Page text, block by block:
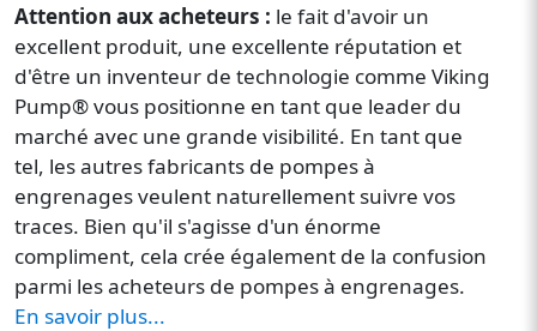
Attention aux acheteurs : le fait d'avoir un
excellent produit, une excellente réputation et
d'être un inventeur de technologie comme Viking
Pump® vous positionne en tant que leader du
marché avec une grande visibilité. En tant que
tel, les autres fabricants de pompes à
engrenages veulent naturellement suivre vos
traces. Bien qu'il s'agisse d'un énorme
compliment, cela crée également de la confusion
parmi les acheteurs de pompes à engrenages.
En savoir plus...